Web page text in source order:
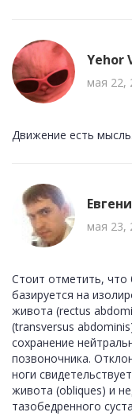
Yehor
мая 22,
Движение есть
мая 23,
Стоит отметить, что
базируется на
живота (rectus
(transversus
сохранение
позвоночника.
ноги
живота (obliques) и
тазобедренного